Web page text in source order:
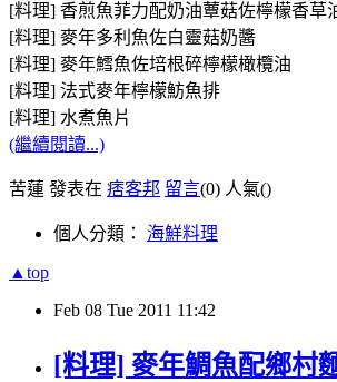
[料理] 香煎魚菲力配奶油蕈菇佐檸檬香草
[料理] 麥年多利魚佐白靈菇奶醬
[料理] 麥年鱈魚佐培根碎檸檬橄欖油
[料理] 法式麥年檸檬魴魚排
[料理] 水煮魚片
(繼續閱讀...)
苦蓮 發表在 痞客邦 留言(0) 人氣()
個人分類： 海鮮料理
▲top
Feb 08 Tue 2011 11:42
[料理] 麥年鯛魚配鄉村